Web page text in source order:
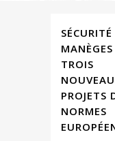
SÉCURITÉ
MANÈGES
TROIS
PROJETS
NORMES